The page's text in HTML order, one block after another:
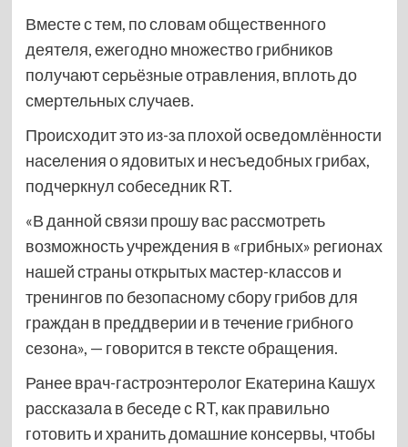
Вместе с тем, по словам общественного
деятеля, ежегодно множество грибников
получают серьёзные отравления, вплоть до
смертельных случаев.
Происходит это из-за плохой осведомлённости
населения о ядовитых и несъедобных грибах,
подчеркнул собеседник RT.
«В данной связи прошу вас рассмотреть
возможность учреждения в «грибных» регионах
нашей страны открытых мастер-классов и
тренингов по безопасному сбору грибов для
граждан в преддверии и в течение грибного
сезона», — говорится в тексте обращения.
Ранее врач-гастроэнтеролог Екатерина Кашух
рассказала в беседе с RT, как правильно
готовить и хранить домашние консервы, чтобы